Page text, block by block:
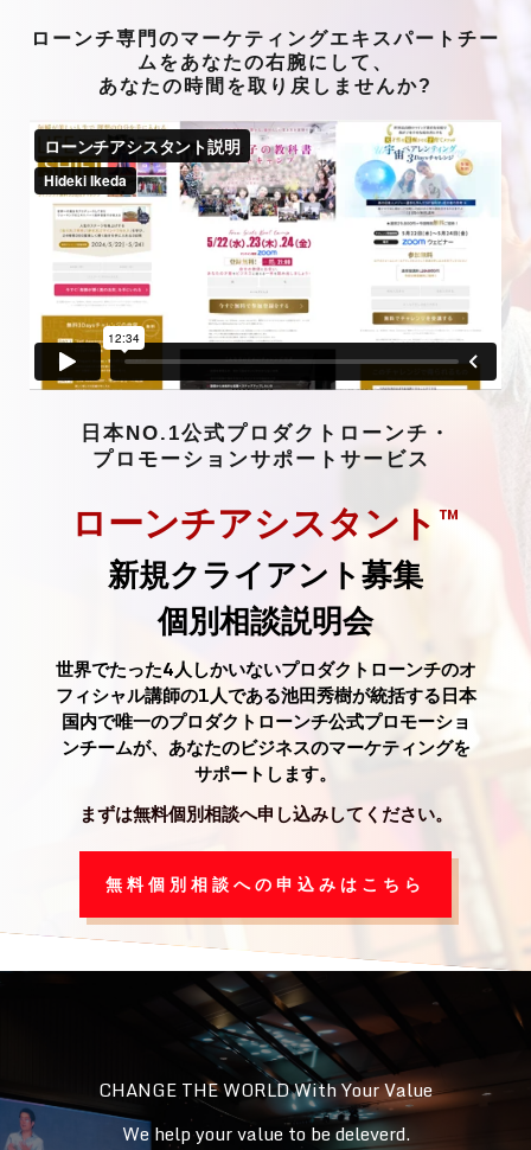
ロ ーンチ専門のマーケティングエキスパートチー
ムをあなたの右腕にして、
あなたの時間を取り戻しませんか?
日本NO.1公式プロダクトローンチ・
プロモーションサポートサービス
ロ ーンチアシスタント ™
新規クライアント募集
個別相談説明会
世界でたった4人しかいないプロダクトローンチのオ
フィシャル講師の1人である池田秀樹が統括する日本
国内で唯一のプロダクトローンチ公式プロモーショ
ンチームが、あなたのビジネスのマーケティングを
サポートします。
まずは無料個別相談へ申し込みしてください。
無料個別相談への申込みはこちら
CHANGE THE WORLD With Your Value
We help your value to be deleverd.